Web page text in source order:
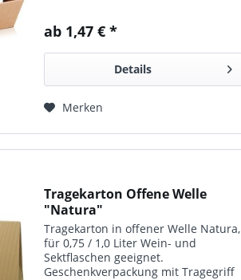
ab 1,47 € *
Details
Merken
Tragekarton Offene Welle
"Natura"
Tragekarton in offener Welle Natura,
für 0,75 / 1,0 Liter Wein- und
Sektflaschen geeignet.
Geschenkverpackung mit Tragegriff